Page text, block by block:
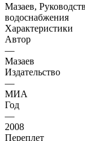
Мазаев,
водоснабжения
Характеристики
Автор
—
Мазаев
Издательство
—
МИА
Год
—
2008
Переплет